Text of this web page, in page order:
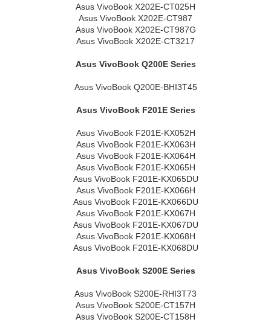
Asus VivoBook X202E-CT025H
Asus VivoBook X202E-CT987
Asus VivoBook X202E-CT987G
Asus VivoBook X202E-CT3217
Asus VivoBook Q200E Series
Asus VivoBook Q200E-BHI3T45
Asus VivoBook F201E Series
Asus VivoBook F201E-KX052H
Asus VivoBook F201E-KX063H
Asus VivoBook F201E-KX064H
Asus VivoBook F201E-KX065H
Asus VivoBook F201E-KX065DU
Asus VivoBook F201E-KX066H
Asus VivoBook F201E-KX066DU
Asus VivoBook F201E-KX067H
Asus VivoBook F201E-KX067DU
Asus VivoBook F201E-KX068H
Asus VivoBook F201E-KX068DU
Asus VivoBook S200E Series
Asus VivoBook S200E-RHI3T73
Asus VivoBook S200E-CT157H
Asus VivoBook S200E-CT158H